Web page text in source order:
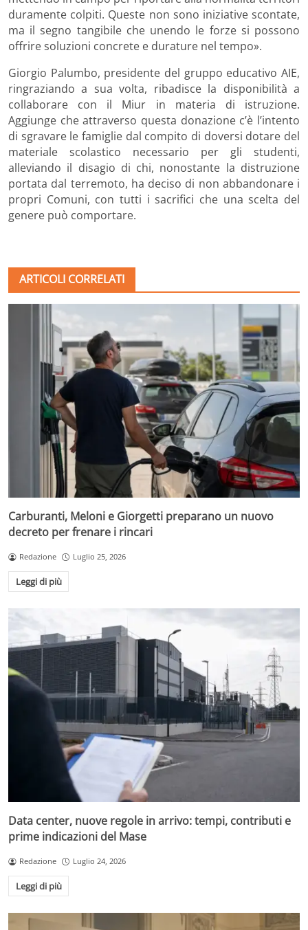
duramente colpiti. Queste non sono iniziative scontate,
ma il segno tangibile che unendo le forze si possono
offrire soluzioni concrete e durature nel tempo».
Giorgio Palumbo, presidente del gruppo educativo AIE,
ringraziando a sua volta, ribadisce la disponibilità a
collaborare con il Miur in materia di istruzione.
Aggiunge che attraverso questa donazione c’è l’intento
di sgravare le famiglie dal compito di doversi dotare del
materiale scolastico necessario per gli studenti,
alleviando il disagio di chi, nonostante la distruzione
portata dal terremoto, ha deciso di non abbandonare i
propri Comuni, con tutti i sacrifici che una scelta del
genere può comportare.
ARTICOLI CORRELATI
Carburanti, Meloni e Giorgetti preparano un nuovo
decreto per frenare i rincari
Redazione Luglio 25, 2026
Leggi di più
Data center, nuove regole in arrivo: tempi, contributi e
prime indicazioni del Mase
Redazione Luglio 24, 2026
Leggi di più